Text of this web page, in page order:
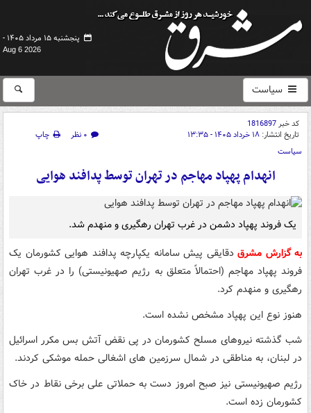
پنجشنبه ۱۵ مرداد ۱۴۰۵ -
Aug 6 2026
سیاست
کد خبر1816897
تاریخ انتشار: ۱۸ خرداد ۱۴۰۵ - ۱۳:۳۵ ۰ نظر
چاپ
سیاست
انهدام پهپاد مهاجم در تهران توسط پدافند هوایی
یک فروند پهپاد دشمن در غرب تهران رهگیری و منهدم شد.
به گزارش مشرق دقایقی پیش سامانه یکپارچه پدافند هوایی کشورمان یک
فروند پهپاد مهاجم (احتمالاً متعلق به رژیم صهیونیستی) را در غرب تهران
رهگیری و منهدم کرد.
هنوز نوع این پهپاد مشخص نشده است.
شب گذشته نیروهای مسلح کشورمان در پی نقض آتش بس مکرر اسرائیل
در لبنان، به مناطقی در شمال سرزمین های اشغالی حمله موشکی کردند.
رژیم صهیونیستی نیز صبح امروز دست به حملاتی علی برخی نقاط در خاک
کشورمان زده است.